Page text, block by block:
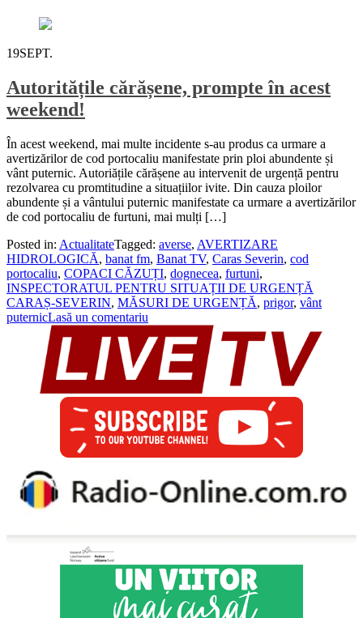
19SEPT.
Autoritățile cărășene, prompte în acest
weekend!
În acest weekend, mai multe incidente s-au produs ca urmare a
avertizărilor de cod portocaliu manifestate prin ploi abundente și
vânt puternic. Autoriățile cărășene au intervenit de urgență pentru
rezolvarea cu promtitudine a situațiilor ivite. Din cauza ploilor
abundente și a vântului puternic manifestate ca urmare a avertizărilor
de cod portocaliu de furtuni, mai mulți […]
Posted in: ActualitateTagged: averse, AVERTIZARE
HIDROLOGICĂ, banat fm, Banat TV, Caras Severin, cod
portocaliu, COPACI CĂZUȚI, dognecea, furtuni,
INSPECTORATUL PENTRU SITUAȚII DE URGENȚĂ
CARAȘ-SEVERIN, MĂSURI DE URGENȚĂ, prigor, vânt
puternicLasă un comentariu